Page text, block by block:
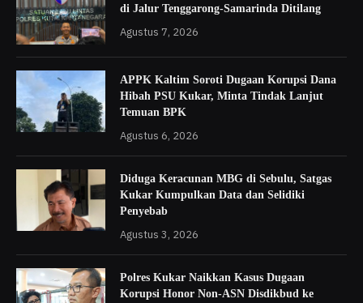
di Jalur Tenggarong-Samarinda Ditilang
Agustus 7, 2026
APPK Kaltim Soroti Dugaan Korupsi Dana
Hibah PSU Kukar, Minta Tindak Lanjut
Temuan BPK
Agustus 6, 2026
Diduga Keracunan MBG di Sebulu, Satgas
Kukar Kumpulkan Data dan Selidiki
Penyebab
Agustus 3, 2026
Polres Kukar Naikkan Kasus Dugaan
Korupsi Honor Non-ASN Disdikbud ke